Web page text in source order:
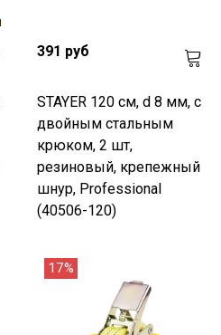
391 руб
STAYER 120 см, d 8 мм, c
двойным стальным
крюком, 2 шт,
резиновый, крепежный
шнур, Professional
(40506-120)
17%